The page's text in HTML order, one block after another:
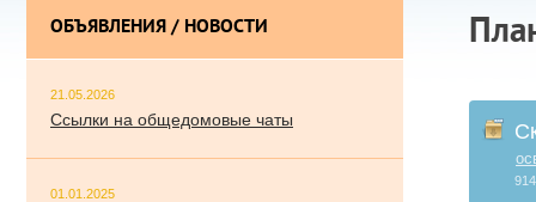
ОБЪЯВЛЕНИЯ / НОВОСТИ
21.05.2026
Ссылки на общедомовые чаты
01.01.2025